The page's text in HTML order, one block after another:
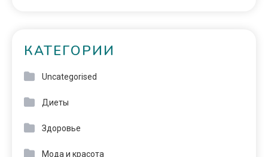
КАТЕГОРИИ
Uncategorised
Диеты
Здоровье
Мода и красота